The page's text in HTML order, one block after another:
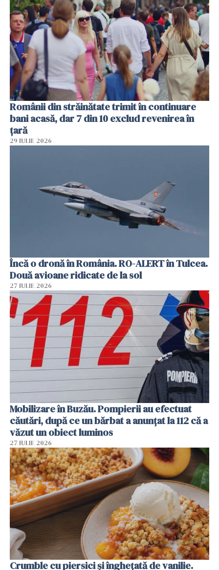
Românii din străinătate trimit în continuare
bani acasă, dar 7 din 10 exclud revenirea în
țară
29 IULIE 2026
Încă o dronă în România. RO-ALERT în Tulcea.
Două avioane ridicate de la sol
27 IULIE 2026
Mobilizare în Buzău. Pompierii au efectuat
căutări, după ce un bărbat a anunțat la 112 că a
văzut un obiect luminos
27 IULIE 2026
Crumble cu piersici și înghețată de vanilie.